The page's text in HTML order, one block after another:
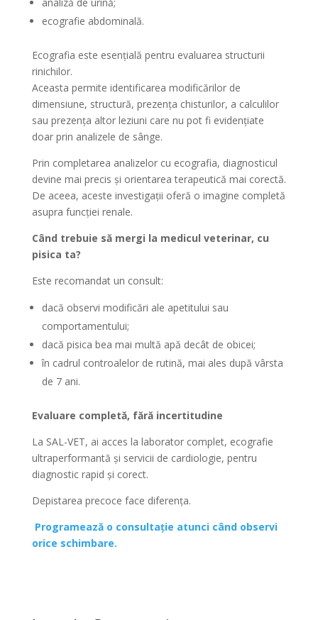
analiză de urină;
ecografie abdominală.
Ecografia este esențială pentru evaluarea structurii
rinichilor.
Aceasta permite identificarea modificărilor de
dimensiune, structură, prezența chisturilor, a calculilor
sau prezența altor leziuni care nu pot fi evidențiate
doar prin analizele de sânge.
Prin completarea analizelor cu ecografia, diagnosticul
devine mai precis și orientarea terapeutică mai corectă.
De aceea, aceste investigații oferă o imagine completă
asupra funcției renale.
Când trebuie să mergi la medicul veterinar, cu
pisica ta?
Este recomandat un consult:
dacă observi modificări ale apetitului sau
comportamentului;
dacă pisica bea mai multă apă decât de obicei;
în cadrul controalelor de rutină, mai ales după vârsta
de 7 ani.
Evaluare completă, fără incertitudine
La SAL-VET, ai acces la laborator complet, ecografie
ultraperformantă și servicii de cardiologie, pentru
diagnostic rapid și corect.
Depistarea precoce face diferența.
Programează o consultație atunci când observi
orice schimbare.